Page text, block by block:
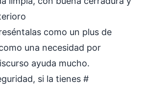
como un plus de
una necesidad por
ayuda mucho.
si la tienes #